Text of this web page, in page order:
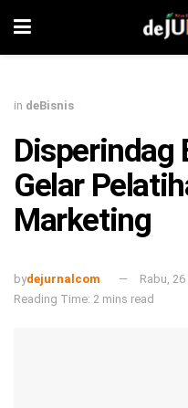
in deBisnis
Disperindag
Gelar
Marketing
bydejurnalcom
Rabu,
Reading Time: 2 mins read